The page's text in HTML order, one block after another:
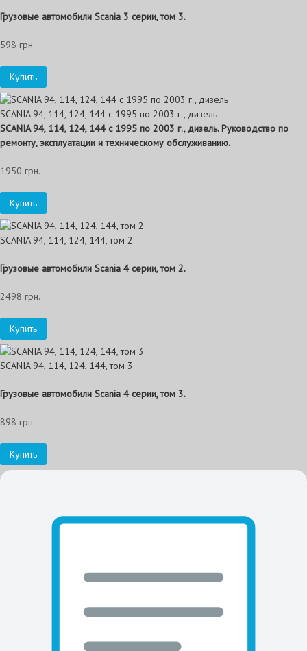
Грузовые автомобили Scania 3 серии, том 3.
598 грн.
Купить
SCANIA 94, 114, 124, 144 c 1995 по 2003 г., дизель
SCANIA 94, 114, 124, 144 c 1995 по 2003 г., дизель. Руководство по
ремонту, эксплуатации и техническому обслуживанию.
1950 грн.
Купить
SCANIA 94, 114, 124, 144, том 2
Грузовые автомобили Scania 4 серии, том 2.
2498 грн.
Купить
SCANIA 94, 114, 124, 144, том 3
Грузовые автомобили Scania 4 серии, том 3.
898 грн.
Купить